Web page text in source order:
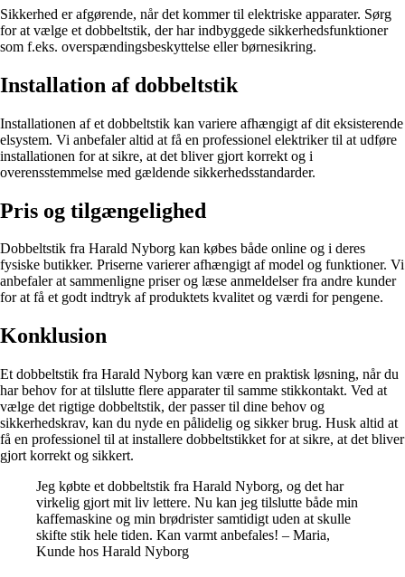
Sikkerhed er afgørende, når det kommer til elektriske apparater. Sørg
for at vælge et dobbeltstik, der har indbyggede sikkerhedsfunktioner
som f.eks. overspændingsbeskyttelse eller børnesikring.
Installation af dobbeltstik
Installationen af et dobbeltstik kan variere afhængigt af dit eksisterende
elsystem. Vi anbefaler altid at få en professionel elektriker til at udføre
installationen for at sikre, at det bliver gjort korrekt og i
overensstemmelse med gældende sikkerhedsstandarder.
Pris og tilgængelighed
Dobbeltstik fra Harald Nyborg kan købes både online og i deres
fysiske butikker. Priserne varierer afhængigt af model og funktioner. Vi
anbefaler at sammenligne priser og læse anmeldelser fra andre kunder
for at få et godt indtryk af produktets kvalitet og værdi for pengene.
Konklusion
Et dobbeltstik fra Harald Nyborg kan være en praktisk løsning, når du
har behov for at tilslutte flere apparater til samme stikkontakt. Ved at
vælge det rigtige dobbeltstik, der passer til dine behov og
sikkerhedskrav, kan du nyde en pålidelig og sikker brug. Husk altid at
få en professionel til at installere dobbeltstikket for at sikre, at det bliver
gjort korrekt og sikkert.
Jeg købte et dobbeltstik fra Harald Nyborg, og det har
virkelig gjort mit liv lettere. Nu kan jeg tilslutte både min
kaffemaskine og min brødrister samtidigt uden at skulle
skifte stik hele tiden. Kan varmt anbefales! – Maria,
Kunde hos Harald Nyborg